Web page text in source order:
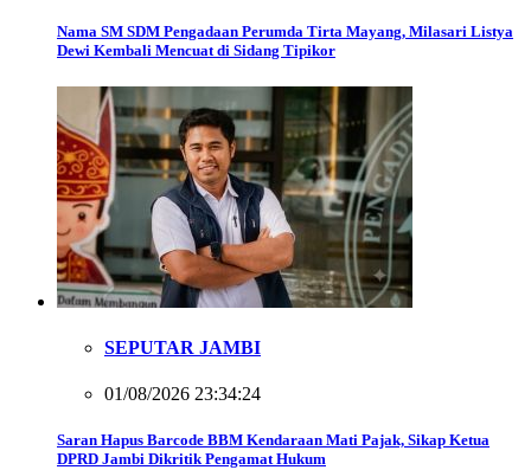
Nama SM SDM Pengadaan Perumda Tirta Mayang, Milasari Listya
Dewi Kembali Mencuat di Sidang Tipikor
SEPUTAR JAMBI
01/08/2026 23:34:24
Saran Hapus Barcode BBM Kendaraan Mati Pajak, Sikap Ketua
DPRD Jambi Dikritik Pengamat Hukum